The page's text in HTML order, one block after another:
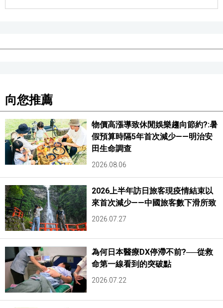
向您推薦
物價高漲導致休閒娛樂趨向節約?:暑
假預算時隔5年首次減少——明治安
田生命調查
2026.08.06
2026上半年訪日旅客現疫情結束以
來首次減少——中國旅客數下滑所致
2026.07.27
為何日本醫療DX停滯不前?──從救
命第一線看到的突破點
2026.07.22